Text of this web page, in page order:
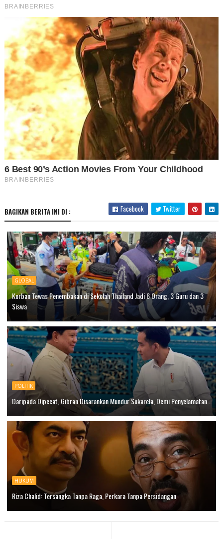
BAGIKAN BERITA INI DI : Facebook Twitter
GLOBAL
Korban Tewas Penembakan di Sekolah Thailand Jadi 6 Orang, 3 Guru dan 3
Siswa
POLITIK
Daripada Dipecat, Gibran Disarankan Mundur Sukarela, Demi Penyelamatan...
HUKUM
Riza Chalid: Tersangka Tanpa Raga, Perkara Tanpa Persidangan